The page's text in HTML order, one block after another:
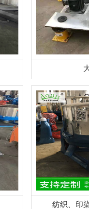
纺织、印